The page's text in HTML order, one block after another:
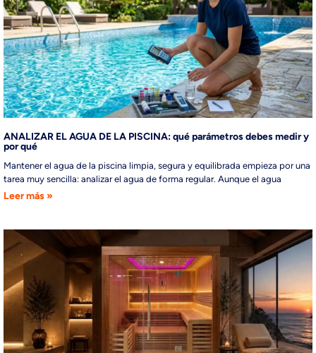
ANALIZAR EL AGUA DE LA PISCINA: qué parámetros debes medir y
por qué
Mantener el agua de la piscina limpia, segura y equilibrada empieza por una
tarea muy sencilla: analizar el agua de forma regular. Aunque el agua
Leer más »